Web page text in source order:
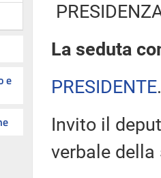
e
La seduta
PRESIDENTE
Invito il
verbale della